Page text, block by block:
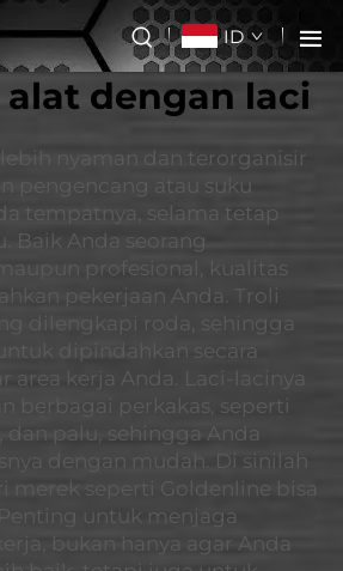
ID
dengan laci
lebih nyaman dan terorganisir
pengencang atau suku
tempatnya, selama tetap
Baik Anda seorang
profesional, kualitas
pekerjaan Anda. Troli
dilengkapi roda, sehingga
dipindahkan secara
area kerja Anda. Laci-lacinya
berbagai perkakas, seperti
dan palu, sehingga Anda
dengan mudah. Di sinilah
merek seperti Goldenline bisa
untuk menjaga
bukan hanya agar Anda